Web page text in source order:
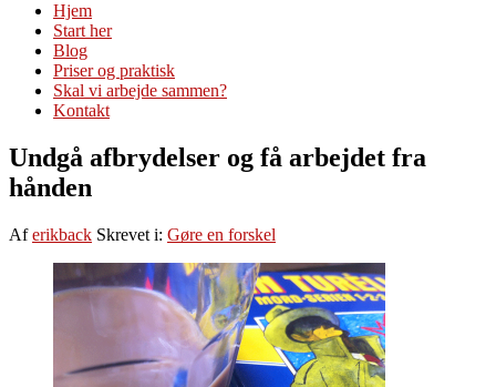
Hjem
Start her
Blog
Priser og praktisk
Skal vi arbejde sammen?
Kontakt
Undgå afbrydelser og få arbejdet fra
hånden
Aferikback Skrevet i: Gøre en forskel